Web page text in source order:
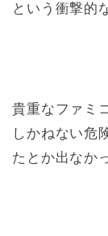
という衝撃的
貴重なファミ
しかねない危
たとか出なか